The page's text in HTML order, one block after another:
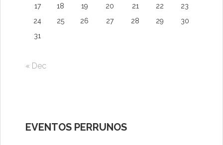
17
18 19 20 21 22
23
24
25 26 27 28 29
30
31
« Dec
EVENTOS PERRUNOS